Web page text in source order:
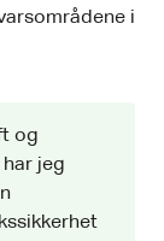
i
og
jeg